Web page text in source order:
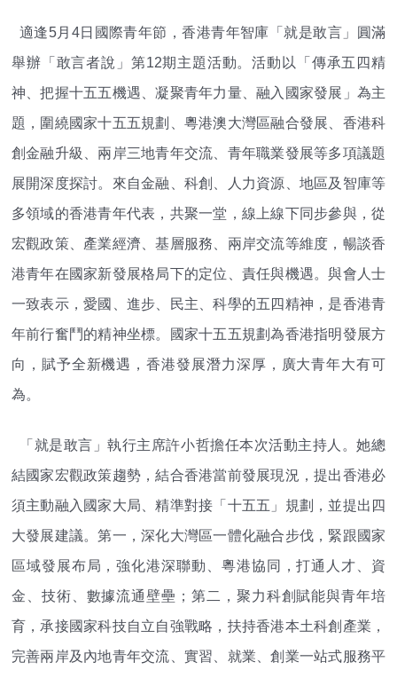
適逢5月4日國際青年節，香港青年智庫「就是敢言」圓滿
舉辦「敢言者說」第12期主題活動。活動以「傳承五四精
神、把握十五五機遇、凝聚青年力量、融入國家發展」為主
題，圍繞國家十五五規劃、粵港澳大灣區融合發展、香港科
創金融升級、兩岸三地青年交流、青年職業發展等多項議題
展開深度探討。來自金融、科創、人力資源、地區及智庫等
多領域的香港青年代表，共聚一堂，線上線下同步參與，從
宏觀政策、產業經濟、基層服務、兩岸交流等維度，暢談香
港青年在國家新發展格局下的定位、責任與機遇。與會人士
一致表示，愛國、進步、民主、科學的五四精神，是香港青
年前行奮鬥的精神坐標。國家十五五規劃為香港指明發展方
向，賦予全新機遇，香港發展潛力深厚，廣大青年大有可
為。
「就是敢言」執行主席許小哲擔任本次活動主持人。她總
結國家宏觀政策趨勢，結合香港當前發展現況，提出香港必
須主動融入國家大局、精準對接「十五五」規劃，並提出四
大發展建議。第一，深化大灣區一體化融合步伐，緊跟國家
區域發展布局，強化港深聯動、粵港協同，打通人才、資
金、技術、數據流通壁壘；第二，聚力科創賦能與青年培
育，承接國家科技自立自強戰略，扶持香港本土科創產業，
完善兩岸及內地青年交流、實習、就業、創業一站式服務平